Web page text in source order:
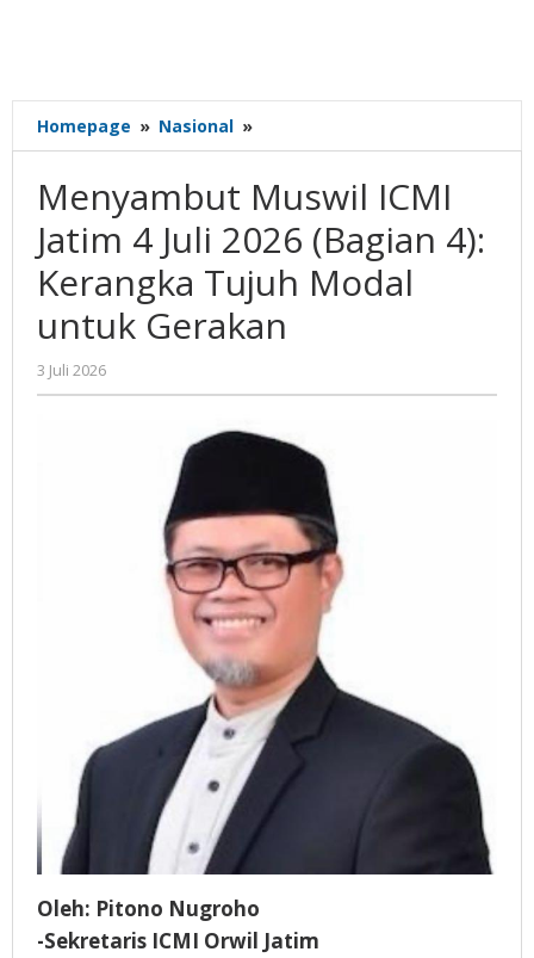
Homepage » Nasional »
Muswil
Jatim
4
Juli
2026
(Bagian
4):
Modal
Gerakan
Menyambut Muswil ICMI
Jatim 4 Juli 2026 (Bagian 4):
Kerangka Tujuh Modal
untuk Gerakan
3 Juli 2026
Gatot
Oleh: Pitono Nugroho
-Sekretaris ICMI Orwil Jatim